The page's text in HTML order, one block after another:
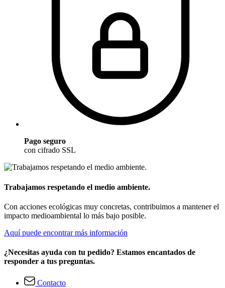
Pago seguro
con cifrado SSL
Trabajamos respetando el medio ambiente.
Con acciones ecológicas muy concretas, contribuimos a mantener el
impacto medioambiental lo más bajo posible.
Aquí puede encontrar más información
¿Necesitas ayuda con tu pedido? Estamos encantados de
responder a tus preguntas.
Contacto